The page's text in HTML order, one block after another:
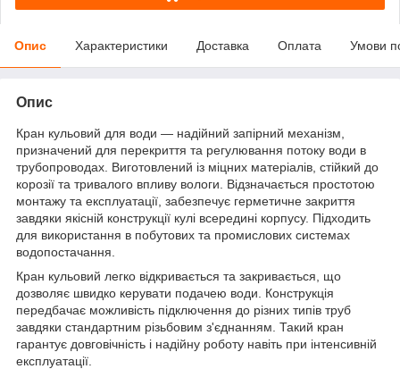
Опис Характеристики Доставка Оплата Умови
Опис
Кран кульовий для води — надійний запірний механізм,
призначений для перекриття та регулювання потоку води в
трубопроводах. Виготовлений із міцних матеріалів, стійкий до
корозії та тривалого впливу вологи. Відзначається простотою
монтажу та експлуатації, забезпечує герметичне закриття
завдяки якісній конструкції кулі всередині корпусу. Підходить
для використання в побутових та промислових системах
водопостачання.
Кран кульовий легко відкривається та закривається, що
дозволяє швидко керувати подачею води. Конструкція
передбачає можливість підключення до різних типів труб
завдяки стандартним різьбовим з'єднанням. Такий кран
гарантує довговічність і надійну роботу навіть при інтенсивній
експлуатації.